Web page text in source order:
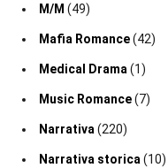
M/M (49)
Mafia Romance(42)
Medical Drama(1)
Music Romance(7)
Narrativa(220)
Narrativa storica(10)